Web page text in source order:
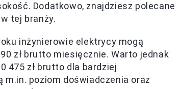
Dodatkowo, znajdziesz polecane
tej branży.
inżynierowie elektrycy mogą
zł brutto miesięcznie. Warto jednak
475 zł brutto dla bardziej
poziom doświadczenia oraz